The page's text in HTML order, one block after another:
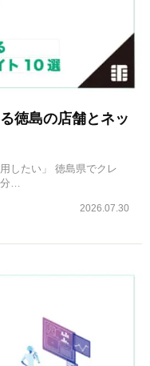
徳島の店舗とネッ
したい」 徳島県でクレ
…
2026.07.30